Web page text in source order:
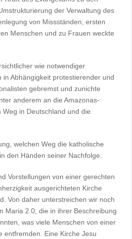
der Verwaltung des
von Missständen, ersten
Menschen und zu Frauen weckte
wie notwendiger
in Abhängigkeit protestierender und
gebremst und zunichte
anderem an die Amazonas-
Weg in Deutschland und die
welchen Weg die katholische
den Händen seiner Nachfolge.
Vorstellungen von einer gerechten
ausgerichteten Kirche
Von daher unterstreichen wir noch
Maria 2.0, die in ihrer Beschreibung
was viele Menschen von einer
entfremden. Eine Kirche Jesu